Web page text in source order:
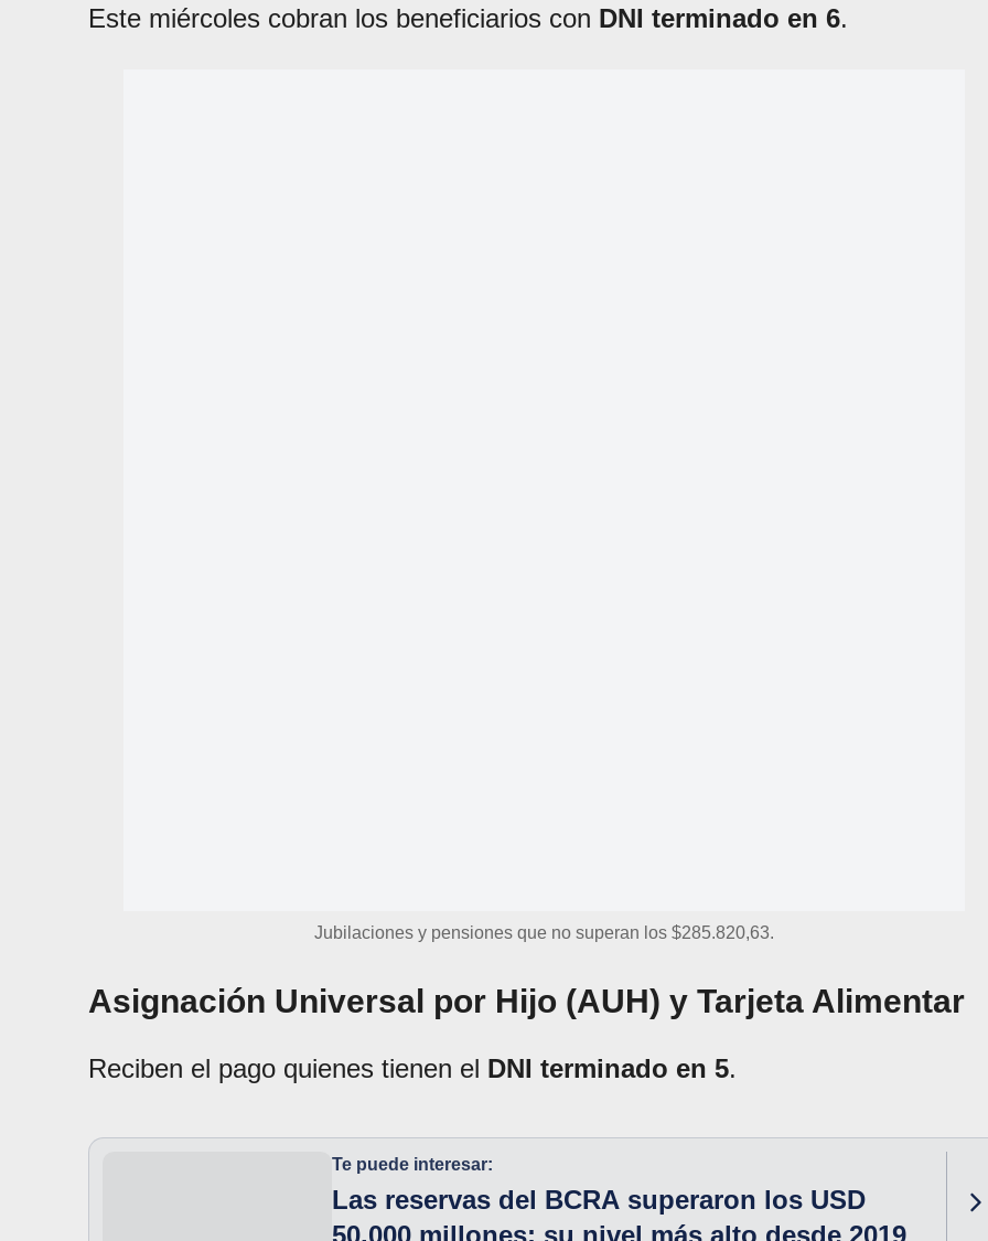
Este miércoles cobran los beneficiarios con DNI terminado en 6.
Jubilaciones y pensiones que no superan los $285.820,63.
Asignación Universal por Hijo (AUH) y Tarjeta Alimentar
Reciben el pago quienes tienen el DNI terminado en 5.
Te puede interesar:
Las reservas del BCRA superaron los USD
50.000 millones: su nivel más alto desde 2019